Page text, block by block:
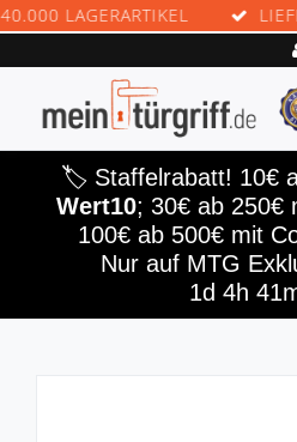
LAGERARTIKEL
🏷️ Staffelrabatt! 10€
Wert10; 30€ ab 250€
100€ ab 500€ mit
Nur auf MTG
1d 4h